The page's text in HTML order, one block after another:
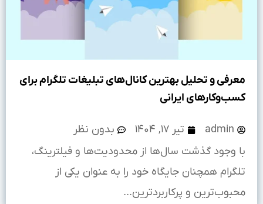
معرفی و تحلیل بهترین کانال‌های تبلیغات تلگرام برای
کسب‌وکارهای ایرانی
admin تیر ۱۷, ۱۴۰۴
بدون نظر
با وجود گذشت سال‌ها از محدودیت‌ها و فیلترینگ،
تلگرام همچنان جایگاه خود را به عنوان یکی از
محبوب‌ترین و پرکاربردترین...